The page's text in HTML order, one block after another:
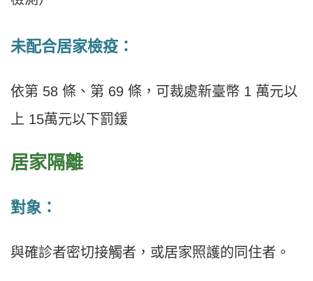
未配合居家檢疫：
依第 58 條、第 69 條，可裁處新臺幣 1 萬元以
上 15萬元以下罰鍰
居家隔離
對象：
與確診者密切接觸者，或居家照護的同住者。